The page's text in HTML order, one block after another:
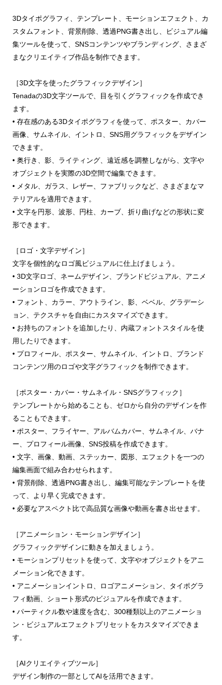
3Dタイポグラフィ、テンプレート、モーションエフェクト、カ
スタムフォント、背景削除、透過PNG書き出し、ビジュアル編
集ツールを使って、SNSコンテンツやブランディング、さまざ
まなクリエイティブ作品を制作できます。
［3D文字を使ったグラフィックデザイン］
Tenadaの3D文字ツールで、目を引くグラフィックを作成でき
ます。
• 存在感のある3Dタイポグラフィを使って、ポスター、カバー
画像、サムネイル、イントロ、SNS用グラフィックをデザイン
できます。
• 奥行き、影、ライティング、遠近感を調整しながら、文字や
オブジェクトを実際の3D空間で編集できます。
• メタル、ガラス、レザー、ファブリックなど、さまざまなマ
テリアルを適用できます。
• 文字を円形、波形、円柱、カーブ、折り曲げなどの形状に変
形できます。
［ロゴ・文字デザイン］
文字を個性的なロゴ風ビジュアルに仕上げましょう。
• 3D文字ロゴ、ネームデザイン、ブランドビジュアル、アニメ
ーションロゴを作成できます。
• フォント、カラー、アウトライン、影、ベベル、グラデーシ
ョン、テクスチャを自由にカスタマイズできます。
• お持ちのフォントを追加したり、内蔵フォントスタイルを使
用したりできます。
• プロフィール、ポスター、サムネイル、イントロ、ブランド
コンテンツ用のロゴや文字グラフィックを制作できます。
［ポスター・カバー・サムネイル・SNSグラフィック］
テンプレートから始めることも、ゼロから自分のデザインを作
ることもできます。
• ポスター、フライヤー、アルバムカバー、サムネイル、バナ
ー、プロフィール画像、SNS投稿を作成できます。
• 文字、画像、動画、ステッカー、図形、エフェクトを一つの
編集画面で組み合わせられます。
• 背景削除、透過PNG書き出し、編集可能なテンプレートを使
って、より早く完成できます。
• 必要なアスペクト比で高品質な画像や動画を書き出せます。
［アニメーション・モーションデザイン］
グラフィックデザインに動きを加えましょう。
• モーションプリセットを使って、文字やオブジェクトをアニ
メーション化できます。
• アニメーションイントロ、ロゴアニメーション、タイポグラ
フィ動画、ショート形式のビジュアルを作成できます。
• パーティクル数や速度を含む、300種類以上のアニメーショ
ン・ビジュアルエフェクトプリセットをカスタマイズできま
す。
［AIクリエイティブツール］
デザイン制作の一部としてAIを活用できます。